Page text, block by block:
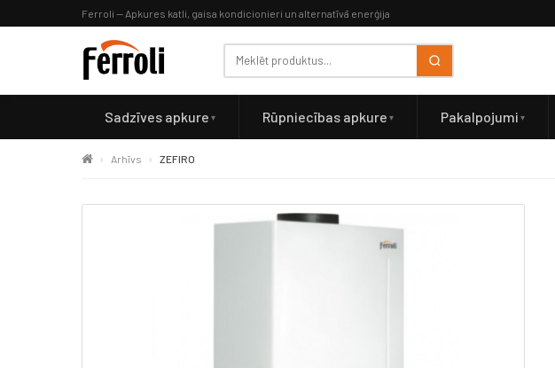
Ferroli — Apkures katli, gaisa kondicionieri un alternatīvā enerģija
Sadzīves apkure Rūpniecības apkure Pakalpojumi
Arhīvs ZEFIRO